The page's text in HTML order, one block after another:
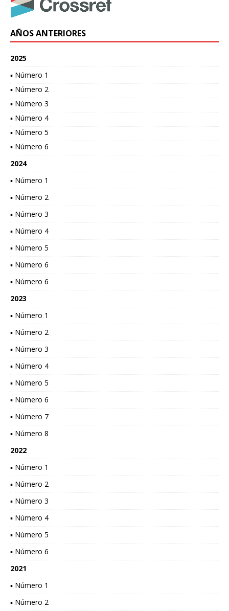
AÑOS ANTERIORES
2025
▪ Número 1
▪ Número 2
▪ Número 3
▪ Número 4
▪ Número 5
▪ Número 6
2024
▪ Número 1
▪ Número 2
▪ Número 3
▪ Número 4
▪ Número 5
▪ Número 6
▪ Número 6
2023
▪ Número 1
▪ Número 2
▪ Número 3
▪ Número 4
▪ Número 5
▪ Número 6
▪ Número 7
▪ Número 8
2022
▪ Número 1
▪ Número 2
▪ Número 3
▪ Número 4
▪ Número 5
▪ Número 6
2021
▪ Número 1
▪ Número 2